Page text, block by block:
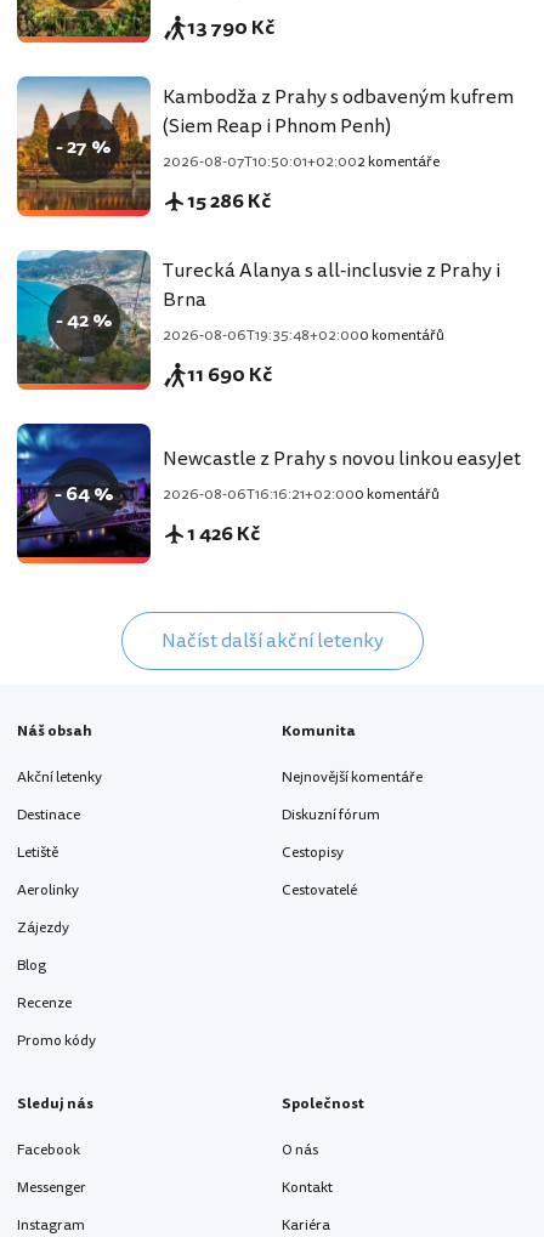
13 790 Kč
- 27 %
Kambodža z Prahy s odbaveným kufrem
(Siem Reap i Phnom Penh)
2026-08-07T10:50:01+02:002 komentáře
15 286 Kč
- 42 %
Turecká Alanya s all-inclusvie z Prahy i
Brna
2026-08-06T19:35:48+02:000 komentářů
11 690 Kč
- 64 %
Newcastle z Prahy s novou linkou easyJet
2026-08-06T16:16:21+02:000 komentářů
1 426 Kč
Načíst další akční letenky
Náš obsah
Akční letenky
Destinace
Letiště
Aerolinky
Zájezdy
Blog
Recenze
Promo kódy
Komunita
Nejnovější komentáře
Diskuzní fórum
Cestopisy
Cestovatelé
Sleduj nás
Facebook
Messenger
Instagram
Společnost
O nás
Kontakt
Kariéra